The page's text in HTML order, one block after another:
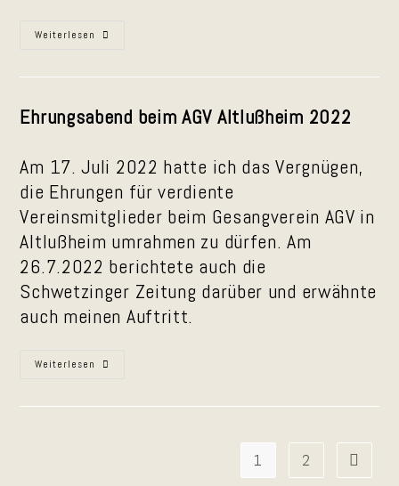
Weiterlesen Preisverleihung
Griffel“
Ehrungsabend beim AGV Altlußheim 2022
Am 17. Juli 2022 hatte ich das Vergnügen,
die Ehrungen für verdiente
Vereinsmitglieder beim Gesangverein AGV in
Altlußheim umrahmen zu dürfen. Am
26.7.2022 berichtete auch die
Schwetzinger Zeitung darüber und erwähnte
auch meinen Auftritt.
Weiterlesen Charly
Beim
1 2 Zur